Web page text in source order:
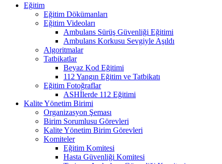
Eğitim
Eğitim Dökümanları
Eğitim Videoları
Ambulans Sürüş Güvenliği Eğitimi
Ambulans Korkusu Sevgiyle Aşıldı
Algoritmalar
Tatbikatlar
Beyaz Kod Eğitimi
112 Yangın Eğitim ve Tatbikatı
Eğitim Fotoğraflar
ASHİlerde 112 Eğitimi
Kalite Yönetim Birimi
Organizasyon Şeması
Birim Sorumlusu Görevleri
Kalite Yönetim Birim Görevleri
Komiteler
Eğitim Komitesi
Hasta Güvenliği Komitesi